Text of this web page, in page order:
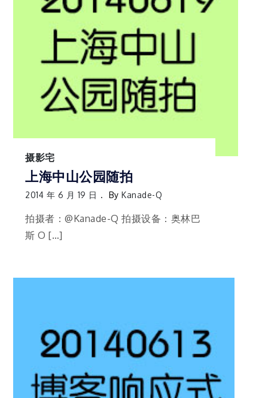
摄影宅
上海中山公园随拍
2014 年 6 月 19 日 ByKanade-Q
拍摄者：@Kanade-Q 拍摄设备：奥林巴
斯 O […]